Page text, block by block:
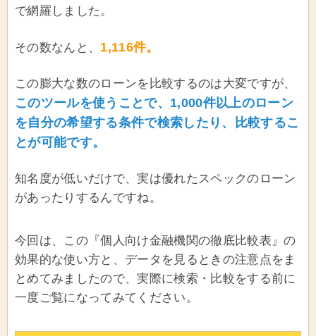
で網羅しました。
その数なんと、 1,116件。
この膨大な数のローンを比較するのは大変ですが、
このツールを使うことで、1,000件以上のローン
を自分の希望する条件で検索したり、比較するこ
とが可能です。
知名度が低いだけで、実は優れたスペックのローン
があったりするんですね。
今回は、この『個人向け金融機関の徹底比較表』の
効果的な使い方と、データを見るときの注意点をま
とめてみましたので、実際に検索・比較をする前に
一度ご覧になってみてください。